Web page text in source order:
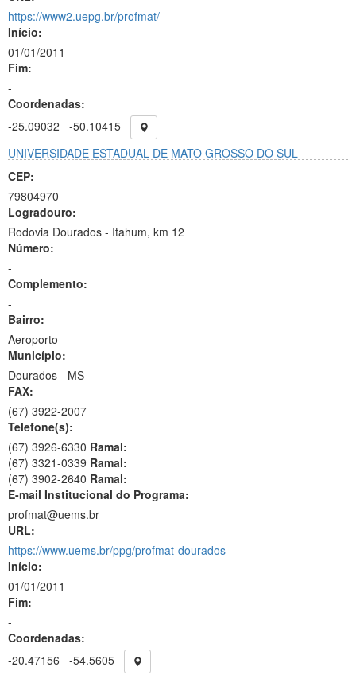
https://www2.uepg.br/profmat/
Início:
01/01/2011
Fim:
-
Coordenadas:
-25.09032
-50.10415
UNIVERSIDADE ESTADUAL DE MATO GROSSO DO SUL
CEP:
79804970
Logradouro:
Rodovia Dourados - Itahum, km 12
Número:
-
Complemento:
-
Bairro:
Aeroporto
Município:
Dourados - MS
FAX:
(67) 3922-2007
Telefone(s):
(67) 3926-6330 Ramal:
(67) 3321-0339 Ramal:
(67) 3902-2640 Ramal:
E-mail Institucional do Programa:
profmat@uems.br
URL:
https://www.uems.br/ppg/profmat-dourados
Início:
01/01/2011
Fim:
-
Coordenadas:
-20.47156
-54.5605